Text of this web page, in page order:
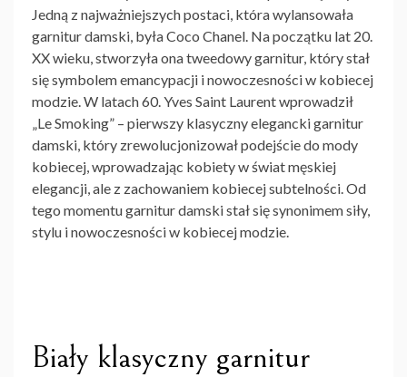
Jedną z najważniejszych postaci, która wylansowała
garnitur damski, była Coco Chanel. Na początku lat 20.
XX wieku, stworzyła ona tweedowy garnitur, który stał
się symbolem emancypacji i nowoczesności w kobiecej
modzie. W latach 60. Yves Saint Laurent wprowadził
„Le Smoking” – pierwszy klasyczny elegancki garnitur
damski, który zrewolucjonizował podejście do mody
kobiecej, wprowadzając kobiety w świat męskiej
elegancji, ale z zachowaniem kobiecej subtelności. Od
tego momentu garnitur damski stał się synonimem siły,
stylu i nowoczesności w kobiecej modzie.
Biały klasyczny garnitur